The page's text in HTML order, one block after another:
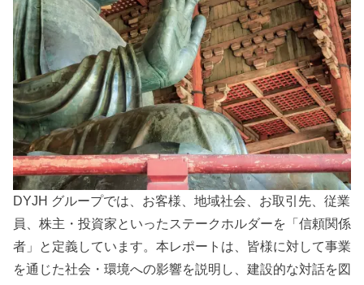
DYJH グループでは、お客様、地域社会、お取引先、従業
員、株主・投資家といったステークホルダーを「信頼関係
者」と定義しています。本レポートは、皆様に対して事業
を通じた社会・環境への影響を説明し、建設的な対話を図